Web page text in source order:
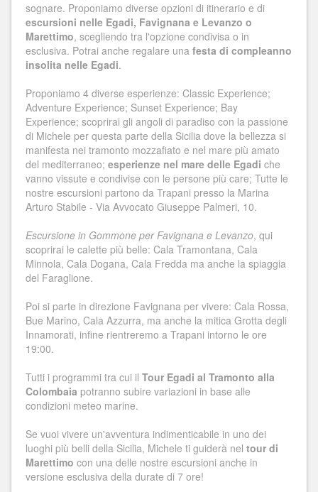
sognare. Proponiamo diverse opzioni di itinerario e di
escursioni nelle Egadi, Favignana e Levanzo o
Marettimo, scegliendo tra l'opzione condivisa o in
esclusiva. Potrai anche regalare una festa di compleanno
insolita nelle Egadi.
Proponiamo 4 diverse esperienze: Classic Experience;
Adventure Experience; Sunset Experience; Bay
Experience; scoprirai gli angoli di paradiso con la passione
di Michele per questa parte della Sicilia dove la bellezza si
manifesta nei tramonto mozzafiato e nel mare più amato
del mediterraneo; esperienze nel mare delle Egadi che
vanno vissute e condivise con le persone più care; Tutte le
nostre escursioni partono da Trapani presso la Marina
Arturo Stabile - Via Avvocato Giuseppe Palmeri, 10.
Escursione in Gommone per Favignana e Levanzo, qui
scoprirai le calette più belle: Cala Tramontana, Cala
Minnola, Cala Dogana, Cala Fredda ma anche la spiaggia
del Faraglione.
Poi si parte in direzione Favignana per vivere: Cala Rossa,
Bue Marino, Cala Azzurra, ma anche la mitica Grotta degli
Innamorati, infine rientreremo a Trapani intorno le ore
19:00.
Tutti i programmi tra cui il Tour Egadi al Tramonto alla
Colombaia potranno subire variazioni in base alle
condizioni meteo marine.
Se vuoi vivere un'avventura indimenticabile in uno dei
luoghi più belli della Sicilia, Michele ti guiderà nel tour di
Marettimo con una delle nostre escursioni anche in
versione esclusiva della durate di 7 ore!